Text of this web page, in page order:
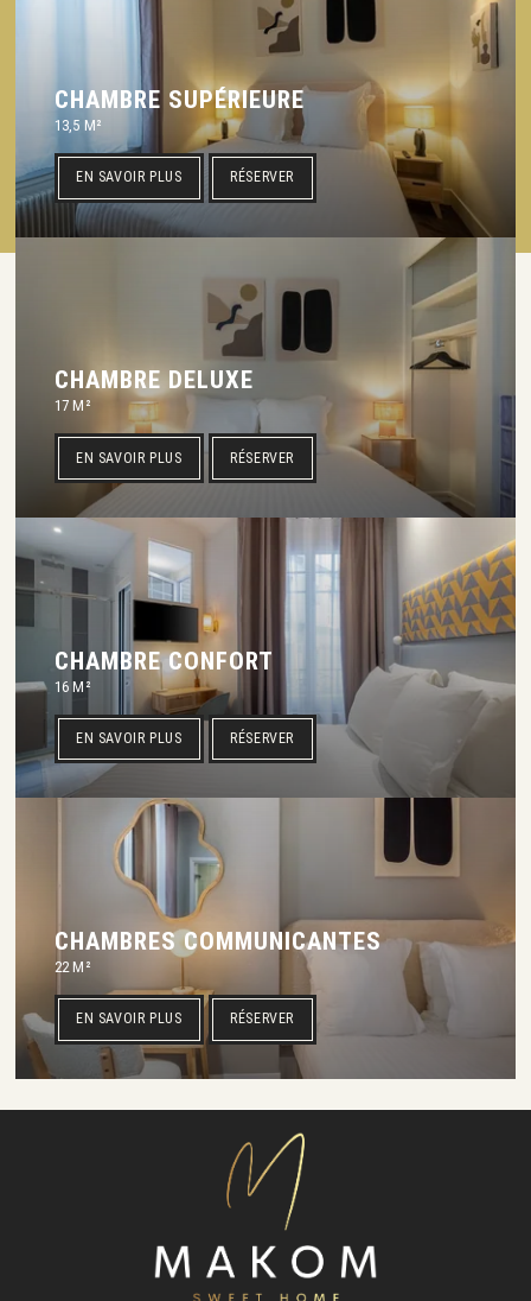
CHAMBRE SUPÉRIEURE
13,5 M²
EN SAVOIR PLUS RÉSERVER
CHAMBRE DELUXE
17 M²
EN SAVOIR PLUS RÉSERVER
CHAMBRE CONFORT
16 M²
EN SAVOIR PLUS RÉSERVER
CHAMBRES COMMUNICANTES
22 M²
EN SAVOIR PLUS RÉSERVER
SERVICES
PHOTOS
CONTACT & ACCÈS
RÉSERVATION